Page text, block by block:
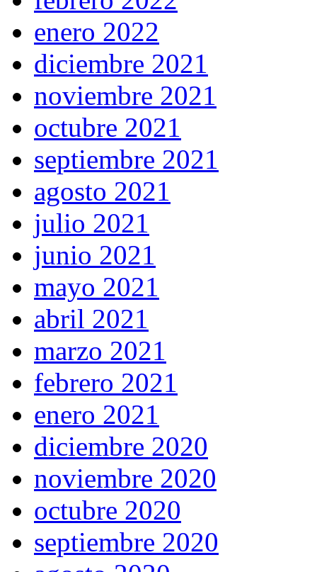
enero 2022
diciembre 2021
noviembre 2021
octubre 2021
septiembre 2021
agosto 2021
julio 2021
junio 2021
mayo 2021
abril 2021
marzo 2021
febrero 2021
enero 2021
diciembre 2020
noviembre 2020
octubre 2020
septiembre 2020